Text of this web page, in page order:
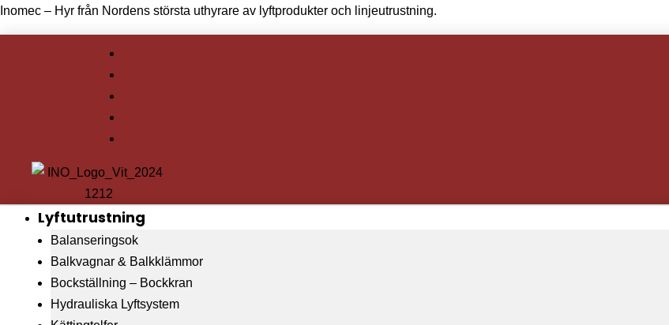
Inomec – Hyr från Nordens största uthyrare av lyftprodukter och linjeutrustning.
Lyftutrustning
Balanseringsok
Balkvagnar & Balkklämmor
Bockställning – Bockkran
Hydrauliska Lyftsystem